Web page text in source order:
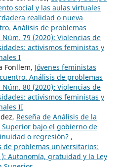
social y las aulas virtuales
realidad o nueva
Análisis de problemas
79 (2020): Violencias de
activismos feministas y
I
Fonllem, Jóvenes feministas
Análisis de problemas
80 (2020): Violencias de
activismos feministas y
II
Reseña de Análisis de la
bajo el gobierno de
o regresión? ,
de problemas universitarios:
Autonomía, gratuidad y la Ley